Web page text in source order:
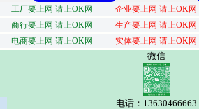
工厂要上网 请上OK网 企业要上网 请上OK网
商行要上网 请上OK网
生产要上网 请上OK网
电商要上网 请上OK网
实体要上网 请上OK网
微信
电话：13630466663